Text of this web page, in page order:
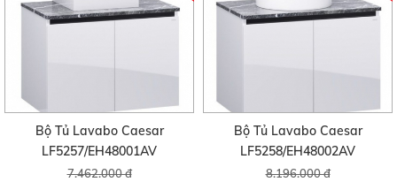
Bộ Tủ Lavabo Caesar
LF5257/EH48001AV
7.462.000 đ
Bộ Tủ Lavabo Caesar
LF5258/EH48002AV
8.196.000 đ